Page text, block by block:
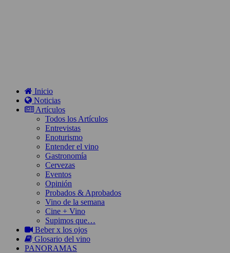
Inicio
Noticias
Artículos
Todos los Artículos
Entrevistas
Enoturismo
Entender el vino
Gastronomía
Cervezas
Eventos
Opinión
Probados & Aprobados
Vino de la semana
Cine + Vino
Supimos que…
Beber x los ojos
Glosario del vino
PANORAMAS